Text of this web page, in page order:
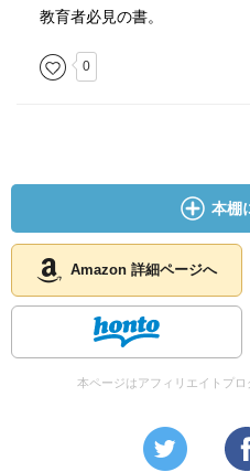
教育者必見の書。
0
本棚
Amazon 詳細ページへ
本ページはアフィリエイトプ